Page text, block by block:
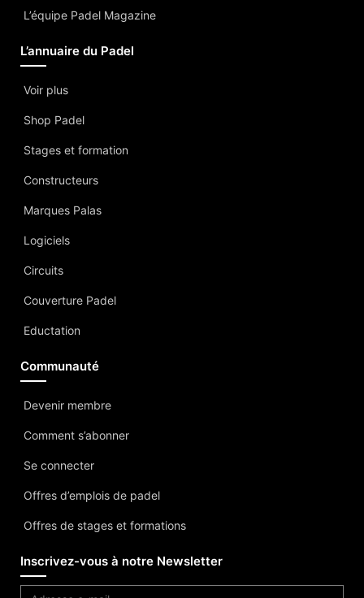
L’équipe Padel Magazine
L’annuaire du Padel
Voir plus
Shop Padel
Stages et formation
Constructeurs
Marques Palas
Logiciels
Circuits
Couverture Padel
Eductation
Communauté
Devenir membre
Comment s’abonner
Se connecter
Offres d’emplois de padel
Offres de stages et formations
Inscrivez-vous à notre Newsletter